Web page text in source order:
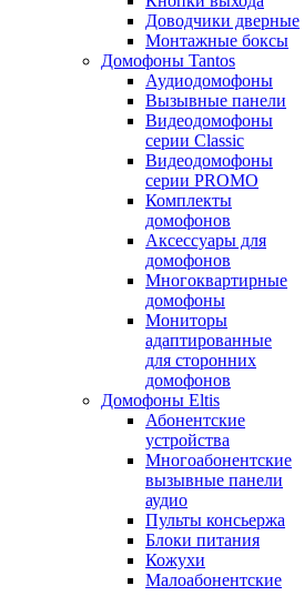
Доводчики дверные
Монтажные боксы
Домофоны Tantos
Аудиодомофоны
Вызывные панели
Видеодомофоны
серии Classic
Видеодомофоны
серии PROMO
Комплекты
домофонов
Аксессуары для
домофонов
Многоквартирные
домофоны
Мониторы
адаптированные
для сторонних
домофонов
Домофоны Eltis
Абонентские
устройства
Многоабонентские
вызывные панели
аудио
Пульты консьержа
Блоки питания
Кожухи
Малоабонентские